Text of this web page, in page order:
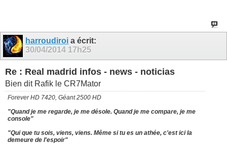
harroudiroi a écrit:
30/04/2014 17h25
Re : Real madrid infos - news - noticias
Bien dit Rafik le CR7Mator
Forever HD 7420, Géant 2500 HD
"Quand je me regarde, je me désole. Quand je me compare, je me
console"
"Qui que tu sois, viens, viens. Même si tu es un athée, c'est ici la
demeure de l'espoir"